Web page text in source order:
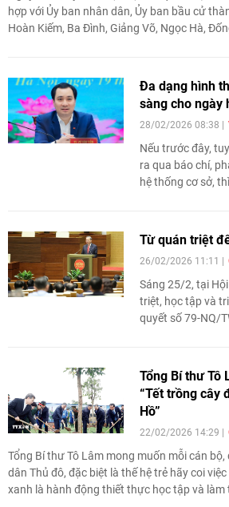
hợp với Ủy ban nhân dân, Ủy ban bầu cử
Hoàn Kiếm, Ba Đình, Giảng Võ, Ngọc Hà,
nhiệm kỳ 2026 – 2031, đơn vị bầu cử số 1,
bày chương trình hành động theo luật định.
Đa dạng hình
sàng cho ngày
28/02/2026 08:38
Nếu trước đây,
ra qua báo chí,
hệ thống cơ sở,
xây dựng thông
Từ quán triệt
26/02/2026 11:11
Sáng 25/2, tại
triệt, học tập và
quyết số 79-NQ/
thư Tô Lâm đã
quan trọng, nhấn
mạnh từ học tập,
thực hiện nghiêm
quả.
Tổng Bí thư Tô
“Tết trồng cây
Hồ”
22/02/2026 14:29
Tổng Bí thư Tô Lâm mong muốn mỗi cán
dân Thủ đô, đặc biệt là thế hệ trẻ hãy coi
xanh là hành động thiết thực học tập và làm